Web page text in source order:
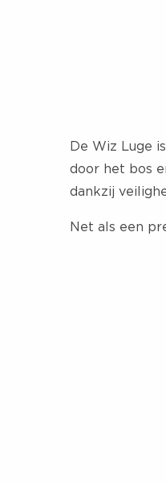
De Wiz Luge
door het bos
dankzij
Net als een